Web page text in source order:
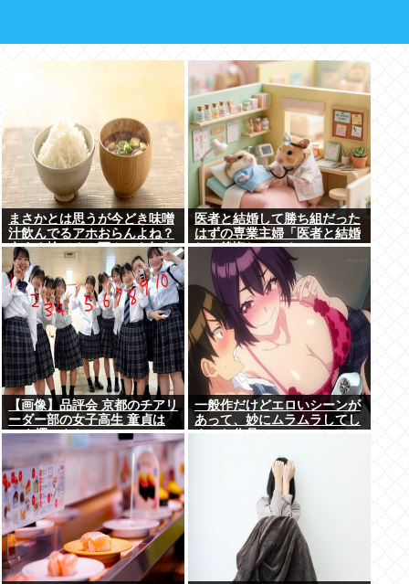
まさかとは思うが今どき味噌
汁飲んでるアホおらんよね？
今すぐ捨てろ！死んでも知ら
んぞ！⚰
医者と結婚して勝ち組だった
はずの専業主婦「医者と結婚
して後悔している」
【画像】品評会 京都のチアリ
ーダー部の女子高生 童貞は
10を選ぶらしい
一般作だけどエロいシーンが
あって、妙にムラムラしてし
まった作品